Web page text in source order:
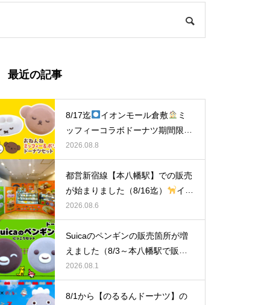
最近の記事
8/17迄 イオンモール倉敷
ミ
ッフィーコラボドーナツ期間限定
販売中！
2026.08.8
都営新宿線【本八幡駅】での販売
が始まりました（8/16迄）
イク
ミママのどうぶつドーナツ
2026.08.6
Suicaのペンギンの販売箇所が増
えました（8/3～本八幡駅で販
売）
イクミママのどうぶつドー
ナツ
2026.08.1
8/1から【のるるんドーナツ】の